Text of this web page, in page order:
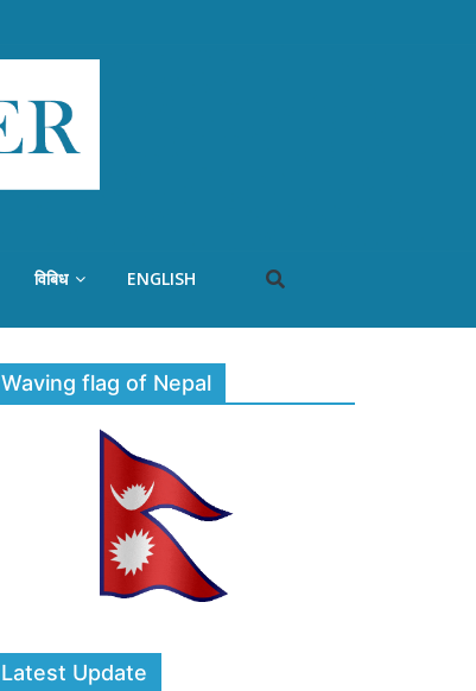
विबिध ENGLISH
Waving flag of Nepal
Latest Update